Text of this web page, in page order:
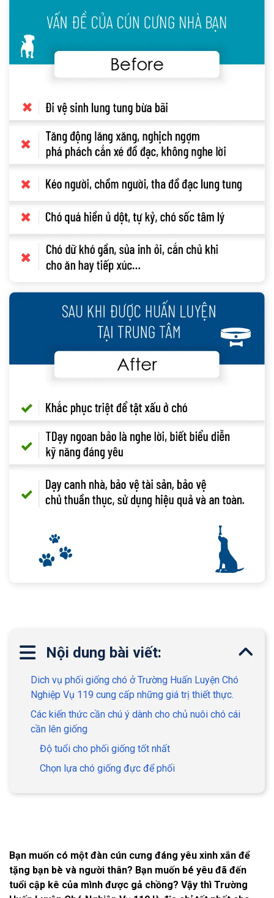
Nội dung bài viết:
Dich vụ phối giống chó ở Trường Huấn Luyện Chó
Nghiệp Vụ 119 cung cấp những giá trị thiết thực.
Các kiến thức cần chú ý dành cho chủ nuôi chó cái
cần lên giống
Độ tuổi cho phối giống tốt nhất
Chọn lựa chó giống đực để phối
Bạn muốn có một đàn cún cưng đáng yêu xinh xắn để
tặng bạn bè và người thân? Bạn muốn bé yêu đã đến
tuổi cập kê của mình được gả chồng? Vậy thì Trường